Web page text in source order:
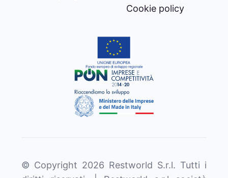
Cookie policy
© Copyright 2026 Restworld S.r.l. Tutti i